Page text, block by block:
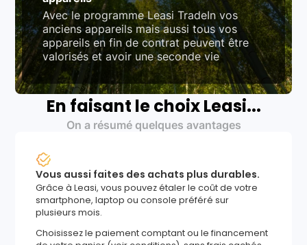
Avec le programme Leasi TradeIn vos
anciens appareils mais aussi tous vos
appareils en fin de contrat peuvent être
valorisés et avoir une seconde vie
En faisant le choix Leasi...
On a résumé quelques avantages
Vous aussi faites des achats plus durables.
Grâce à Leasi, vous pouvez étaler le coût de votre
smartphone, laptop ou console préféré sur
plusieurs mois.
Choisissez le paiement comptant ou le financement